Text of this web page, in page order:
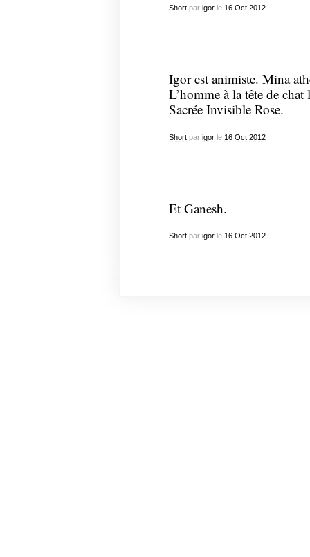
Shortpar igorle 16 Oct 2012
Igor est animiste. Mina
L’homme à la tête de
Sacrée Invisible Rose.
Shortpar igorle 16 Oct 2012
Et Ganesh.
Shortpar igorle 16 Oct 2012